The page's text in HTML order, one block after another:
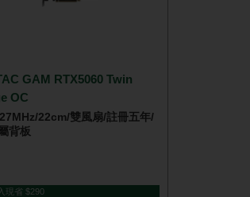
GAM RTX5060 Twin
OC
22cm/雙風扇/註冊五年/
背板
現省 $290